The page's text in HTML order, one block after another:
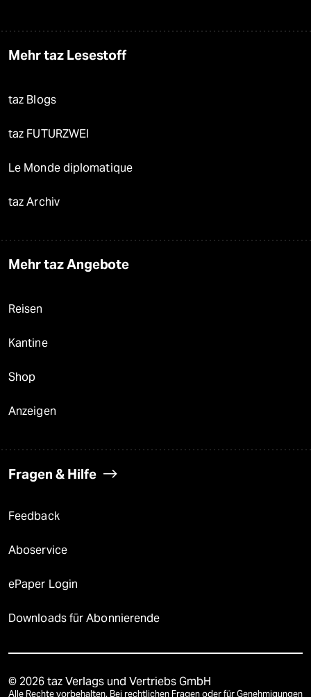
Mehr taz Lesestoff
taz Blogs
taz FUTURZWEI
Le Monde diplomatique
taz Archiv
Mehr taz Angebote
Reisen
Kantine
Shop
Anzeigen
Fragen & Hilfe
Feedback
Aboservice
ePaper Login
Downloads für Abonnierende
© 2026 taz Verlags und Vertriebs GmbH
Alle Rechte vorbehalten. Bei rechtlichen Fragen oder für Genehmigungen